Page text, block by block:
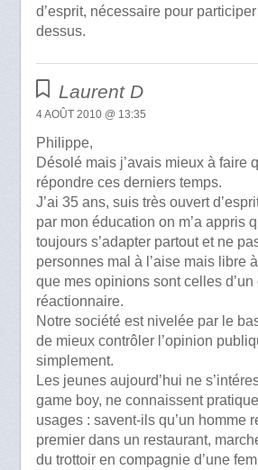
d’esprit, nécessaire pour
dessus.
Laurent D
4 AOÛT 2010 @ 13:35
Philippe,
Désolé mais j’avais mieux à faire
répondre ces derniers temps.
J’ai 35 ans, suis très ouvert
par mon éducation on m’a appris
toujours s’adapter partout et ne
personnes mal à l’aise mais libre
que mes opinions sont celles d’un
réactionnaire.
Notre société est nivelée par le
de mieux contrôler l’opinion
simplement.
Les jeunes aujourd’hui ne
game boy, ne connaissent
usages : savent-ils qu’un homme
premier dans un restaurant,
du trottoir en compagnie d’une